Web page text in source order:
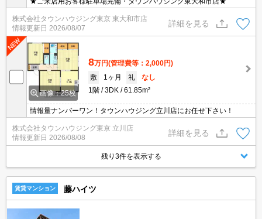
株式会社タウンハウジング東京 東大和市店
情報更新日 2026/08/07
詳細を見る
画像：25枚
8万円(管理費等：2,000円)
敷
1ヶ月 礼
なし
1階
3DK 61.85m²
情報量ナンバーワン！タウンハウジング立川店にお任せ下さい！
株式会社タウンハウジング東京 立川店
情報更新日 2026/08/08
詳細を見る
残り3件を表示する
賃貸マンション 藤ハイツ